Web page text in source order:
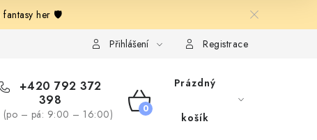
fantasy her 🛡️
Deskoherní kluby, DDM, knihovny a jiné zájmové organizace
Přihlášení Registrace
+420 792 372
398
(po – pá: 9:00 – 16:00)
NÁKUPNÍ
Prázdný
košík